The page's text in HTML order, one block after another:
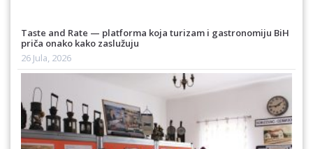
Taste and Rate — platforma koja turizam i gastronomiju BiH
priča onako kako zaslužuju
26 Jula, 2026